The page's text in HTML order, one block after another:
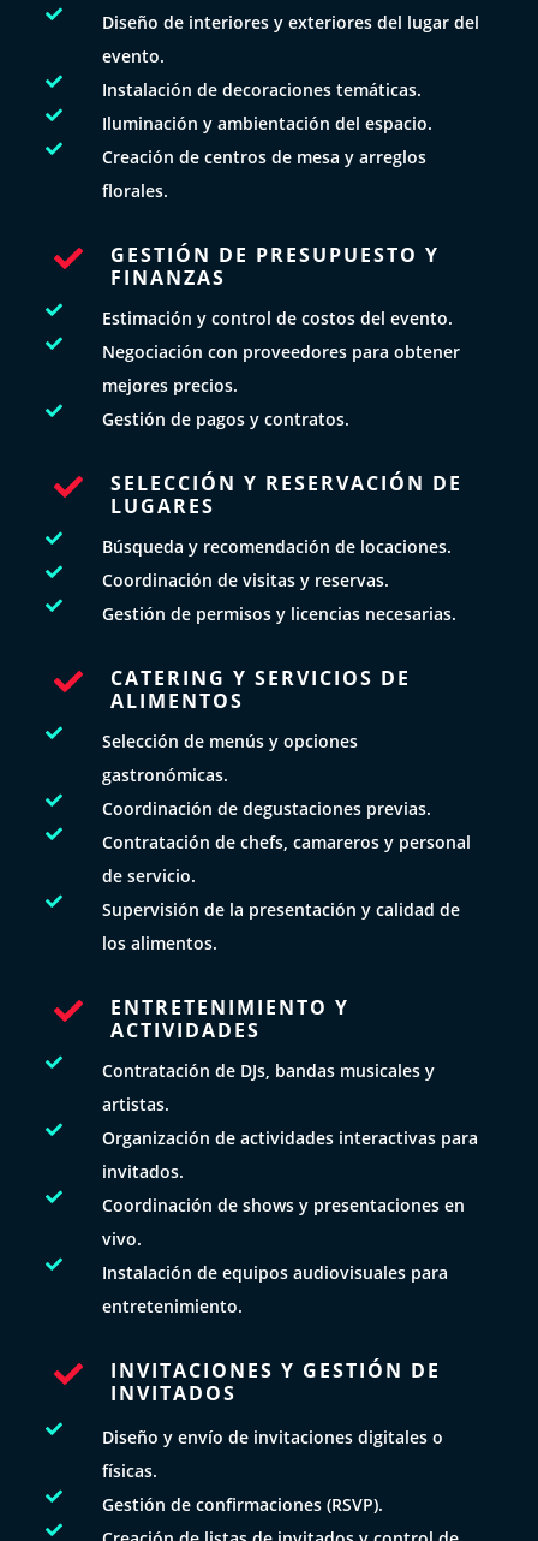

Diseño de interiores y exteriores del lugar del
evento.
 Instalación de decoraciones temáticas.
 Iluminación y ambientación del espacio.

Creación de centros de mesa y arreglos
florales.

GESTIÓN DE PRESUPUESTO Y
FINANZAS
 Estimación y control de costos del evento.

Negociación con proveedores para obtener
mejores precios.
 Gestión de pagos y contratos.

SELECCIÓN Y RESERVACIÓN DE
LUGARES
 Búsqueda y recomendación de locaciones.
 Coordinación de visitas y reservas.
 Gestión de permisos y licencias necesarias.

CATERING Y SERVICIOS DE
ALIMENTOS

Selección de menús y opciones
gastronómicas.
 Coordinación de degustaciones previas.

Contratación de chefs, camareros y personal
de servicio.

Supervisión de la presentación y calidad de
los alimentos.

ENTRETENIMIENTO Y
ACTIVIDADES

Contratación de DJs, bandas musicales y
artistas.

Organización de actividades interactivas para
invitados.

Coordinación de shows y presentaciones en
vivo.

Instalación de equipos audiovisuales para
entretenimiento.

INVITACIONES Y GESTIÓN DE
INVITADOS

Diseño y envío de invitaciones digitales o
físicas.
 Gestión de confirmaciones (RSVP).
